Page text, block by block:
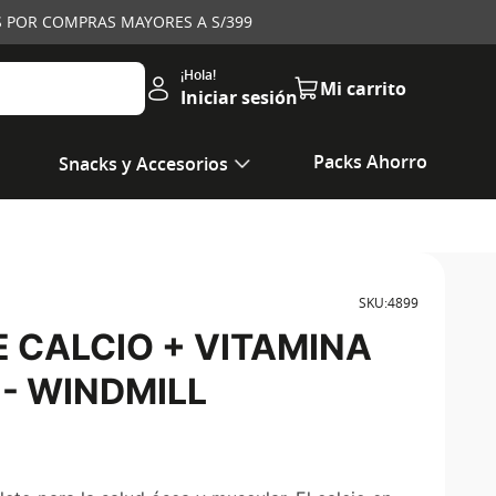
POR COMPRAS MAYORES A S/399
Iniciar sesión
Snacks y Accesorios Packs Ahorro
SKU:4899
CALCIO + VITAMINA
WINDMILL